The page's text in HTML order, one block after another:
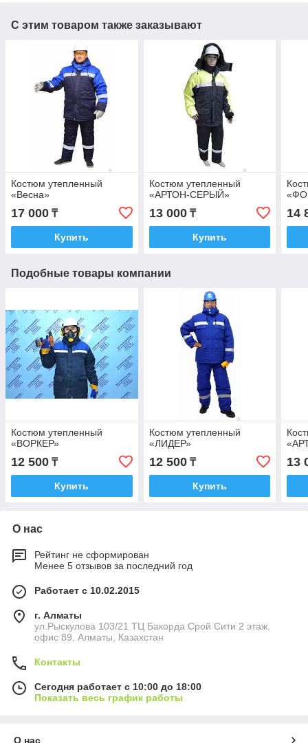
С этим товаром также заказывают
Костюм утепленный
«Весна»
17 000 ₸
Купить
Костюм утепленный
«АРТОН-СЕРЫЙ»
13 000₸
Купить
14
Подобные товары компании
Костюм утепленный
«ВОРКЕР»
12 500 ₸
Купить
Костюм утепленный
«ЛИДЕР»
12 500₸
Купить
13
О нас
Рейтинг не сформирован
Менее 5 отзывов за последний год
Работает с 10.02.2015
г. Алматы
ул.Рыскулова 103/21 ТЦ Бакорда Срой Сити 2 этаж,
офис 89, Алматы, Казахстан
Контакты
Сегодня работает с 10:00 до 18:00
Показать весь график работы
О нас